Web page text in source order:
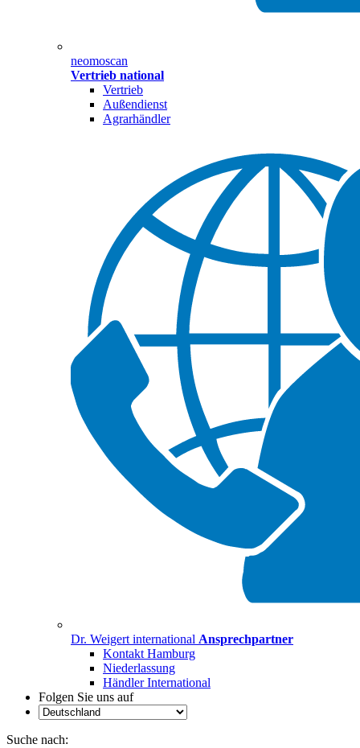
neomoscan
Vertrieb national
Vertrieb
Außendienst
Agrarhändler
Dr. Weigert international Ansprechpartner
Kontakt Hamburg
Niederlassung
Händler International
Folgen Sie uns auf
Suche nach: